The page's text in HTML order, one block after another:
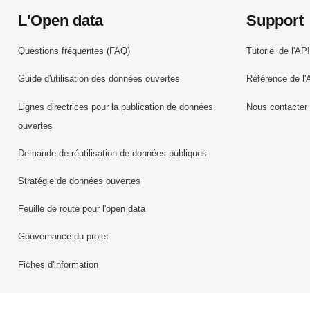
L'Open data
Questions fréquentes (FAQ)
Guide d'utilisation des données ouvertes
Lignes directrices pour la publication de données
ouvertes
Demande de réutilisation de données publiques
Stratégie de données ouvertes
Feuille de route pour l'open data
Gouvernance du projet
Fiches d'information
Support
Tutoriel de l'API
Référence de
Nous contacter